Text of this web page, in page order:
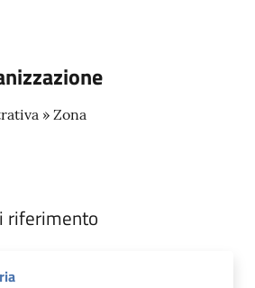
» Zona
riferimento